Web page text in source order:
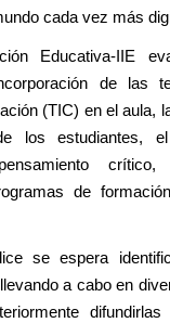
cada vez más
Educativa-IIE
de las
(TIC) en el aula,
los estudiantes,
de
se espera
a cabo en